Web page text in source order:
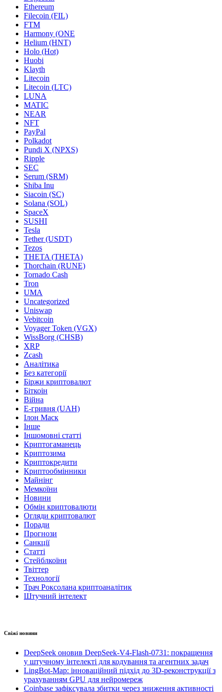
Ethereum
Filecoin (FIL)
FTM
Harmony (ONE
Helium (HNT)
Holo (Hot)
Huobi
Klayth
Litecoin
Litecoin (LTC)
LUNA
MATIC
NEAR
NFT
PayPal
Polkadot
Pundi X (NPXS)
Ripple
SEC
Serum (SRM)
Shiba Inu
Siacoin (SC)
Solana (SOL)
SpaceX
SUSHI
Tesla
Tether (USDT)
Tezos
THETA (THETA)
Thorchain (RUNE)
Tornado Cash
Tron
UMA
Uncategorized
Uniswap
Vebitcoin
Voyager Token (VGX)
WissBorg (CHSB)
XRP
Zcash
Аналітика
Без категорії
Біржи криптовалют
Біткоін
Війна
Е-гривня (UAH)
Ілон Маск
Інше
Іншомовні статті
Криптогаманець
Криптозима
Криптокредити
Криптообмінники
Майнінг
Мемкоїни
Новини
Обмін криптовалюти
Огляди криптовалют
Поради
Прогнози
Санкції
Статті
Стейблкоїни
Твіттер
Технології
Трач Роксолана криптоаналітик
Штучний інтелект
Свіжі новини
DeepSeek оновив DeepSeek-V4-Flash-0731: покращення
у штучному інтелекті для кодування та агентних задач
LingBot-Map: інноваційний підхід до 3D-реконструкції з
урахуванням GPU для нейромереж
Coinbase зафіксувала збитки через зниження активності